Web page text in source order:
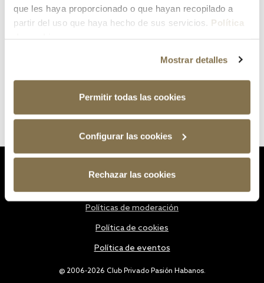
que les haya proporcionado o que hayan recopilado a
partir del uso que haya hecho de sus servicios. Política
Mostrar detalles
Permitir todas las cookies
Configurar las cookies
Rechazar las cookies
@ 2006-2026 Club Privado Pasión Habanos.
Políticas de moderación
Política de cookies
Política de eventos